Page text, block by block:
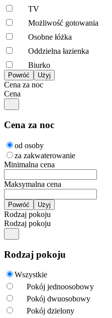
TV
Możliwość gotowania
Osobne łóżka
Oddzielna łazienka
Biurko
Cena za noc
Cena
Cena za noc
od osoby
za zakwaterowanie
Minimalna cena
Maksymalna cena
Rodzaj pokoju
Rodzaj pokoju
Rodzaj pokoju
Wszystkie
Pokój jednoosobowy
Pokój dwuosobowy
Pokój dzielony